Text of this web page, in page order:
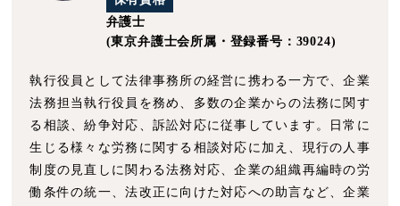
弁護士
(東京弁護士会所属・登録番号：39024)
執行役員として法律事務所の経営に携わる一方で、企業
法務担当執行役員を務め、多数の企業からの法務に関す
る相談、紛争対応、訴訟対応に従事しています。日常に
生じる様々な労務に関する相談対応に加え、現行の人事
制度の見直しに関わる法務対応、企業の組織再編時の労
働条件の統一、法改正に向けた対応への助言など、企業